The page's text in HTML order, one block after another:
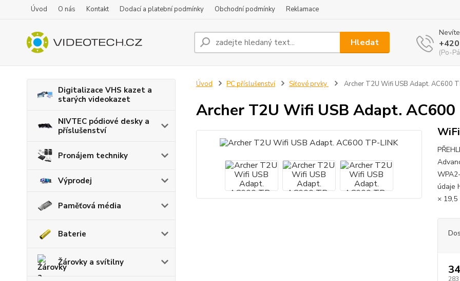
Úvod O nás Kontakt Dodací a platební podmínky Obchodní podmínky Reklamace
Hledat
(Po-
Digitalizace VHS kazet a
starých videokazet
NIVTEC pódiové desky a
příslušenství
Pronájem techniky
Výprodej
Paměťová média
Baterie
Žárovky a svítilny
Úvod PC příslušenství Síťové prvky Archer T2U Wifi USB Adapt. AC600
Archer T2U Wifi USB Adapt. AC600
údaje
×
283